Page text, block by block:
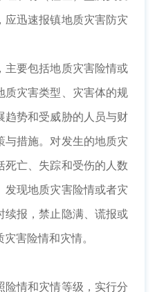
应迅速报镇地质灾害防灾
主要包括地质灾害险情或
质灾害类型、灾害体的规
趋势和受威胁的人员与财
与措施。对发生的地质灾
死亡、失踪和受伤的人数
发现地质灾害险情或者灾
续报，禁止隐满、谎报或
害险情和灾情。
险情和灾情等级，实行分